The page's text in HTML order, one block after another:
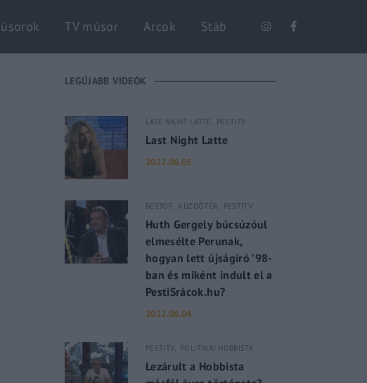
TV műsor Arcok Stáb
LEGÚJABB VIDEÓK
LATE NIGHT LATTE PESTITV
Last Night Latte
2022.06.05.
BESTOF KÜZDŐTÉR PESTITV
Huth Gergely búcsúzóul
elmesélte Perunak,
hogyan lett újságíró ’98-
ban és miként indult el a
PestiSrácok.hu?
2022.06.04.
PESTITV POLITIKAI HOBBISTA
Lezárult a Hobbista
Lost Your Password?